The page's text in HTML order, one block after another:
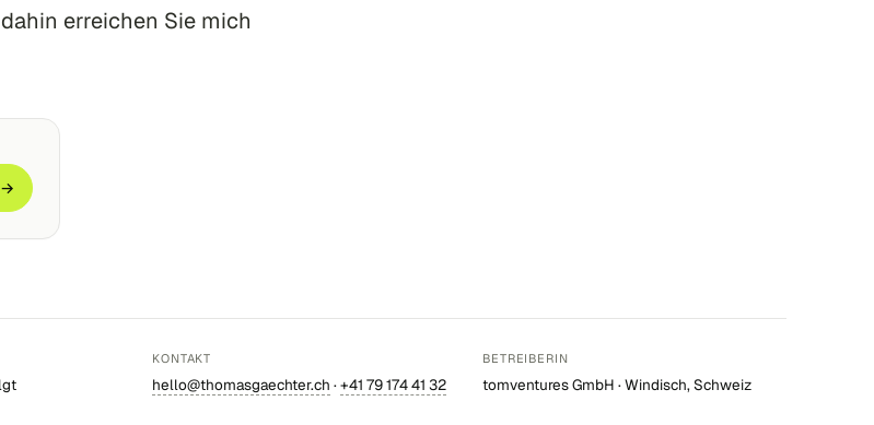
erreichen Sie mich
→
KONTAKT
hello@thomasgaechter.ch ·+41 79 174 41 32
BETREIBERIN
tomventures GmbH · Windisch, Schweiz